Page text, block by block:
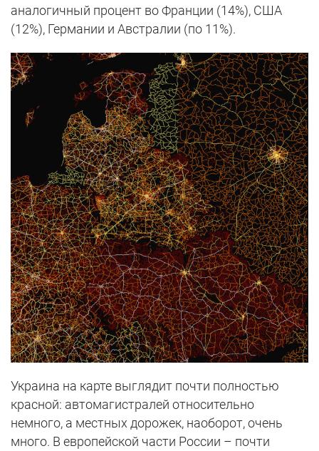
аналогичный процент во Франции (14%), США
(12%), Германии и Австралии (по 11%).
Украина на карте выглядит почти полностью
красной: автомагистралей относительно
немного, а местных дорожек, наоборот, очень
много. В европейской части России – почти